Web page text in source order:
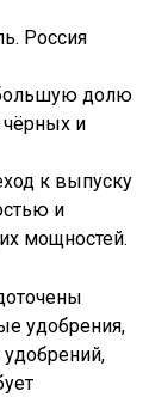
Россия
долю
чёрных и
к выпуску
и
мощностей.
удобрения,